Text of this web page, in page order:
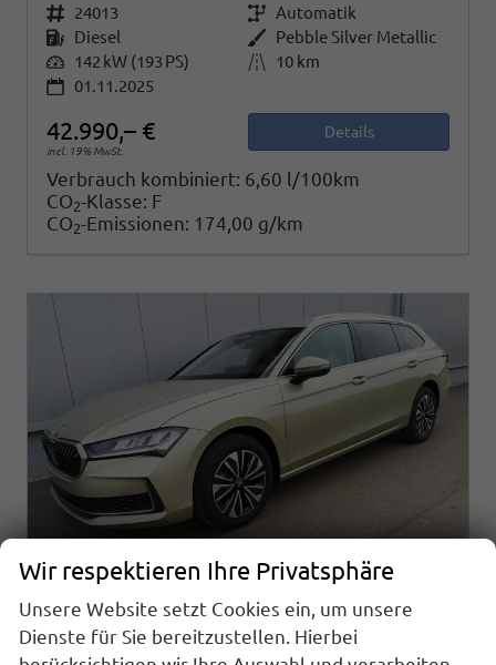
Fahrzeugnr. 24013 Getriebe Automatik
Kraftstoff Diesel Außenfarbe Pebble Silver Metallic
Leistung 142 kW (193 PS) Kilometerstand
10 km
01.11.2025
42.990,– €
incl. 19% MwSt.
Details
Verbrauch kombiniert: 6,60 l/100km
CO2-Klasse: F
CO2-Emissionen: 174,00 g/km
Skoda Superb Combi
Wir respektieren Ihre Privatsphäre
Unsere Website setzt Cookies ein, um unsere
Dienste für Sie bereitzustellen. Hierbei